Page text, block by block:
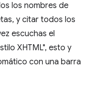
los nombres de
y citar todos los
escuchas el
XHTML", esto y
con una barra